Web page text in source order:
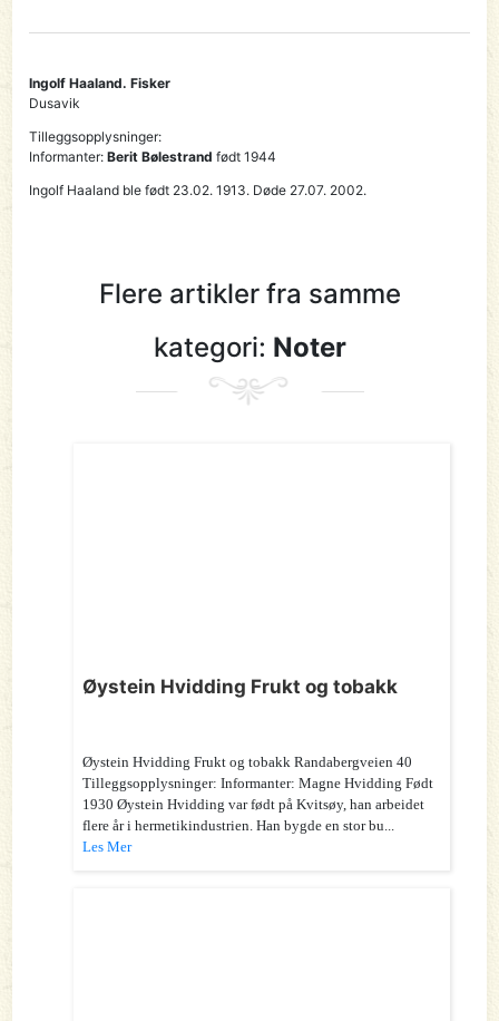
Ingolf Haaland. Fisker
Dusavik
Tilleggsopplysninger:
Informanter: Berit Bølestrand født 1944
Ingolf Haaland ble født 23.02. 1913. Døde 27.07. 2002.
Flere artikler fra samme
kategori: Noter
Øystein Hvidding Frukt og tobakk
Øystein Hvidding Frukt og tobakk Randabergveien 40
Tilleggsopplysninger: Informanter: Magne Hvidding Født
1930 Øystein Hvidding var født på Kvitsøy, han arbeidet
flere år i hermetikindustrien. Han bygde en stor bu...
Les Mer